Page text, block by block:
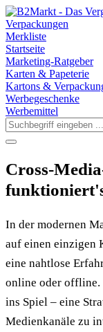
Merkliste
Startseite
Marketing-Ratgeber
Karten & Papeterie
Kartons &
Werbegeschenke
Werbemittel
Cross-
In der modernen
auf einen einzigen
eine nahtlose
online oder offline.
ins Spiel – eine
Medienkanäle zu